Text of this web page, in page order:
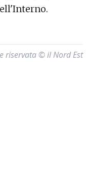
riservata © il Nord Est